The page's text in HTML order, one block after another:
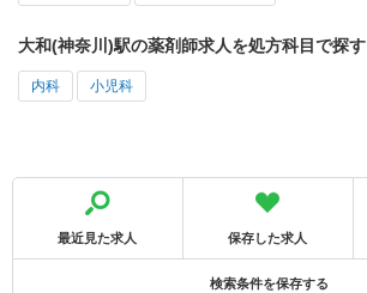
大和(神奈川)駅の薬剤師求人を処方科目で探す
内科 小児科
最近見た求人 保存した求人
検索条件を保存する